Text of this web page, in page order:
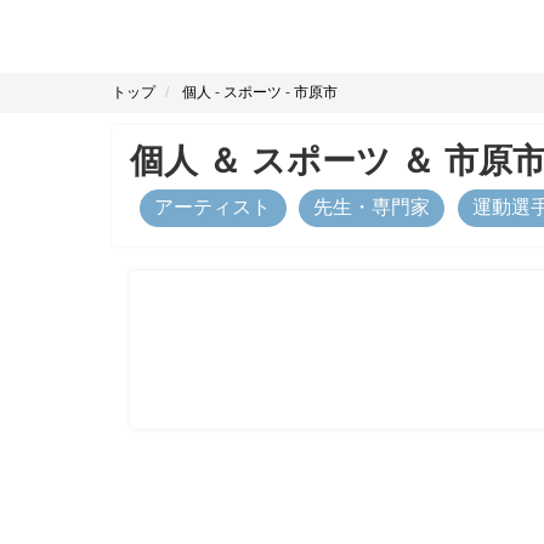
トップ 個人 - スポーツ - 市原市
個人 ＆ スポーツ ＆ 市原
アーティスト 先生・専門家 運動選